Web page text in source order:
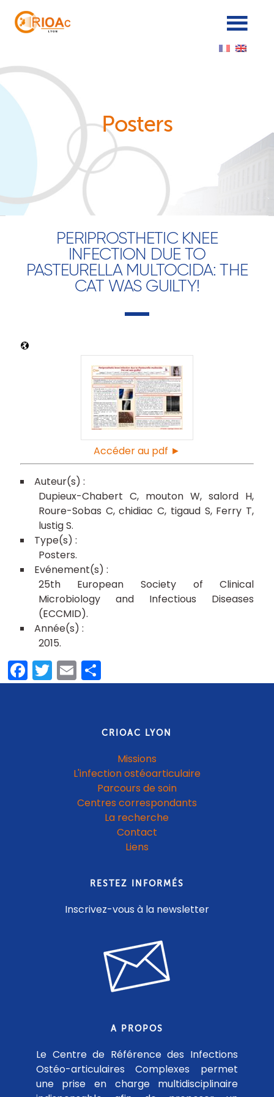
Posters
PERIPROSTHETIC KNEE
INFECTION DUE TO
PASTEURELLA MULTOCIDA: THE
CAT WAS GUILTY!
Accéder au pdf ►
Dupieux-Chabert C mouton W
salord H
Roure-Sobas C chidiac C tigaud S Ferry T
lustig S
Posters
25th European Society of Clinical
Microbiology and Infectious Diseases
(ECCMID)
2015
Facebook
Twitter
EmailShare
CRIOAC LYON
Missions
L'infection ostéoarticulaire
Parcours de soin
Centres correspondants
La recherche
Contact
Liens
RESTEZ INFORMÉS
Inscrivez-vous à la newsletter
A PROPOS
Le Centre de Référence des Infections
Ostéo-articulaires Complexes permet
une prise en charge multidisciplinaire
Cookies management panel